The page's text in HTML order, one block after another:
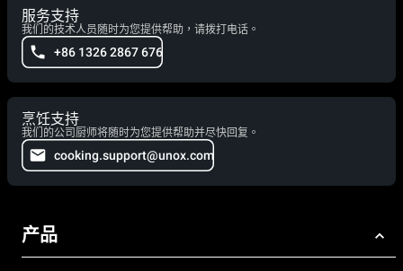
服务支持
我们的技术人员随时为您提供帮助，请拨打电话。
+86 1326 2867 676
烹饪支持
我们的公司厨师将随时为您提供帮助并尽快回复。
cooking.support@unox.com
产品